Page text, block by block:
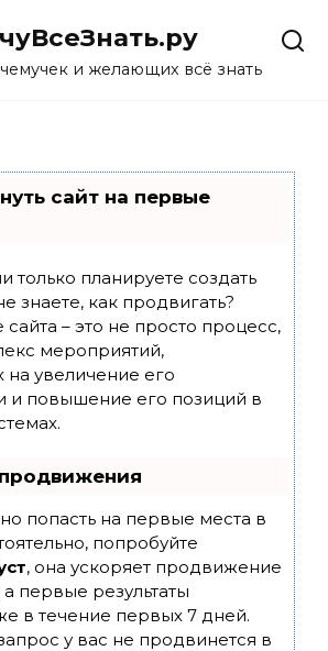
и желающих всё знать
сайт на первые
только планируете создать
знаете, как продвигать?
– это не просто процесс,
мероприятий,
на увеличение его
и повышение его позиций в
попасть на первые места в
попробуйте
, она ускоряет продвижение
а первые результаты
в течение первых 7 дней.
у вас не продвинется в